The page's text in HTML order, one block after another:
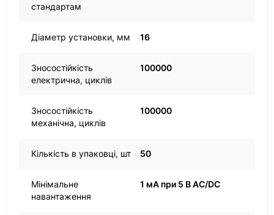
стандартам
Діаметр установки, мм 16
Зносостійкість
електрична, циклів
100000
Зносостійкість
механічна, циклів
100000
Кількість в упаковці, шт 50
Мінімальне
навантаження
1 мА при 5 В AC/DC